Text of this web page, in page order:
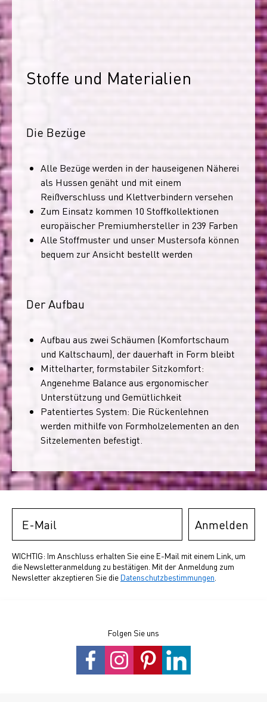
Stoffe und Materialien
Die Bezüge
Alle Bezüge werden in der hauseigenen Näherei
als Hussen genäht und mit einem
Reißverschluss und Klettverbindern versehen
Zum Einsatz kommen 10 Stoffkollektionen
europäischer Premiumhersteller in 239 Farben
Alle Stoffmuster und unser Mustersofa können
bequem zur Ansicht bestellt werden
Der Aufbau
Aufbau aus zwei Schäumen (Komfortschaum
und Kaltschaum), der dauerhaft in Form bleibt
Mittelharter, formstabiler Sitzkomfort:
Angenehme Balance aus ergonomischer
Unterstützung und Gemütlichkeit
Patentiertes System: Die Rückenlehnen
werden mithilfe von Formholzelementen an den
Sitzelementen befestigt.
Anmelden
WICHTIG: Im Anschluss erhalten Sie eine E-Mail mit einem Link, um
die Newsletteranmeldung zu bestätigen. Mit der Anmeldung zum
Newsletter akzeptieren Sie die Datenschutzbestimmungen
Folgen Sie uns